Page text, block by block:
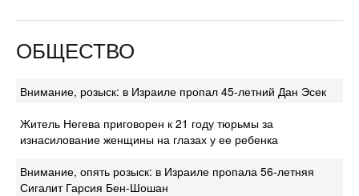
ОБЩЕСТВО
Внимание, розыск: в Израиле пропал 45-летний Дан Эсек
Житель Негева приговорен к 21 году тюрьмы за
изнасилование женщины на глазах у ее ребенка
Внимание, опять розыск: в Израиле пропала 56-летняя
Сигалит Гарсия Бен-Шошан